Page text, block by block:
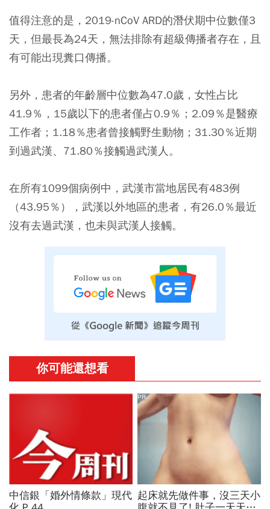
值得注意的是，2019-nCoV ARD的潛伏期中位數僅3
天，但最長為24天，無法排除有超級傳播者存在，且
有可能出現糞口傳播。
另外，患者的年齡層中位數為47.0歲，女性占比
41.9％，15歲以下的患者僅占0.9％；2.09％是醫療
工作者；1.18％患者曾接觸野生動物；31.30％近期
到過武漢、71.80％接觸過武漢人。
在所有1099個病例中，武漢市當地居民有483例
（43.95％），武漢以外地區的患者，有26.0％最近
沒有去過武漢，也未與武漢人接觸。